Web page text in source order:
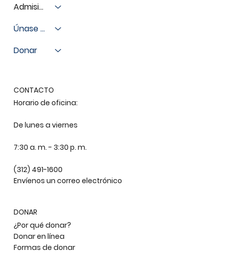
Admisiones
Únase a nosotros
Donar
CONTACTO
Horario de oficina:
De lunes a viernes
7:30 a. m. - 3:30 p. m.
(312) 491-1600
Envíenos un correo electrónico
DONAR
¿Por qué donar?
Donar en línea
Formas de donar